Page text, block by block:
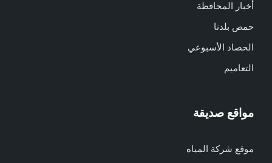
أخبار المحافظة
حمص بلدنا
الحصاد الأسبوعي
التعاميم
مواقع صديقة
موقع شركة المياه